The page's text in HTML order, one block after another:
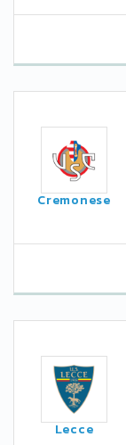
Cremonese
Lecce